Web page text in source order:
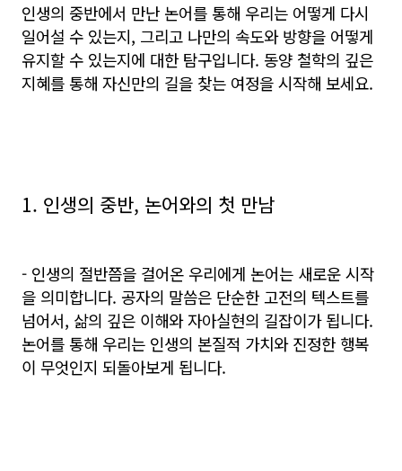
인생의 중반에서 만난 논어를 통해 우리는 어떻게 다시
일어설 수 있는지, 그리고 나만의 속도와 방향을 어떻게
유지할 수 있는지에 대한 탐구입니다. 동양 철학의 깊은
지혜를 통해 자신만의 길을 찾는 여정을 시작해 보세요.
1. 인생의 중반, 논어와의 첫 만남
- 인생의 절반쯤을 걸어온 우리에게 논어는 새로운 시작
을 의미합니다. 공자의 말씀은 단순한 고전의 텍스트를
넘어서, 삶의 깊은 이해와 자아실현의 길잡이가 됩니다.
논어를 통해 우리는 인생의 본질적 가치와 진정한 행복
이 무엇인지 되돌아보게 됩니다.